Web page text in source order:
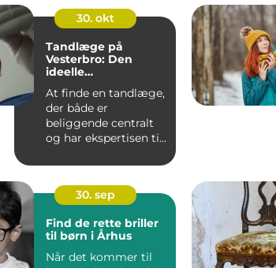
30. okt
Tandlæge på
Vesterbro: Den
ideelle
At finde en tandlæge,
der både er
beliggende centralt
og har ekspertisen til
30. sep
Find de rette briller
til børn i Århus
Når det kommer til